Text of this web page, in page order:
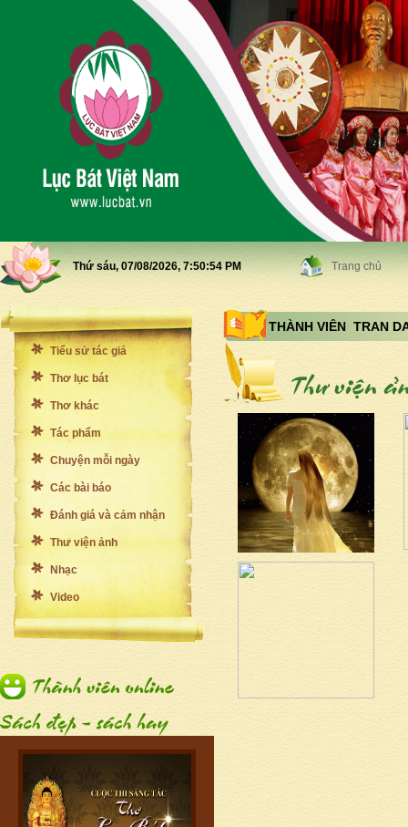
Thứ sáu, 07/08/2026, 7:50:56 PM Trang chủ
Tiểu sử tác giả
Thơ lục bát
Thơ khác
Tác phẩm
Chuyện mỗi ngày
Các bài báo
Đánh giá và cảm nhận
Thư viện ảnh
Nhạc
Video
THÀNH VIÊN TRAN